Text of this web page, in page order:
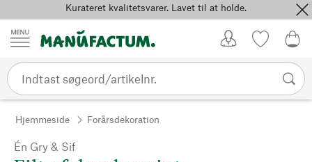
Spring til indholdKurateret kvalitetsvarer. Lavet til at holde.
Hjemmeside Forårsdekoration
Én Gry & Sif